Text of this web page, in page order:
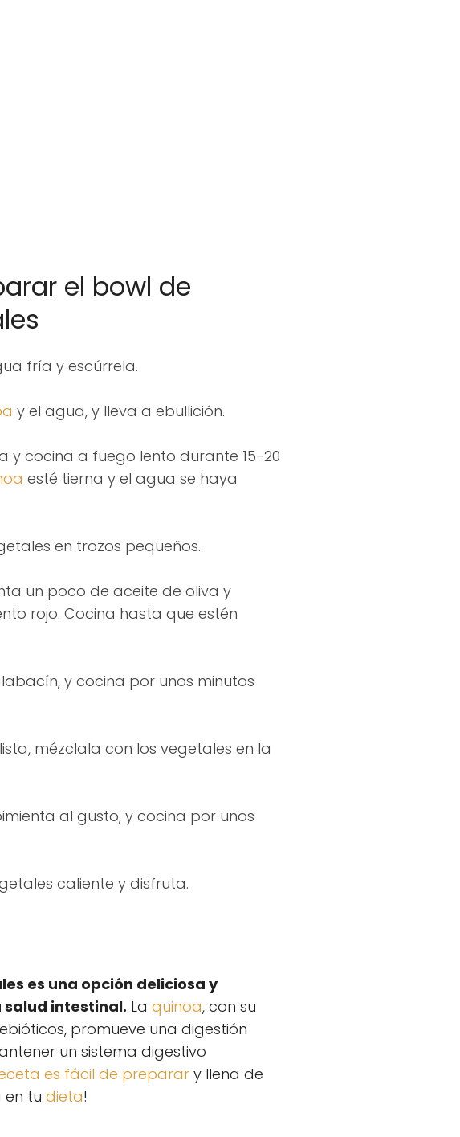
el bowl de
fría y escúrrela.
y el agua, y lleva a ebullición.
y cocina a fuego lento durante 15-20
esté tierna y el agua se haya
en trozos pequeños.
un poco de aceite de oliva y
rojo. Cocina hasta que estén
y cocina por unos minutos
mézclala con los vegetales en la
al gusto, y cocina por unos
caliente y disfruta.
es una opción deliciosa y
intestinal. La quinoa, con su
promueve una digestión
un sistema digestivo
es fácil de preparar y llena de
en tu dieta!